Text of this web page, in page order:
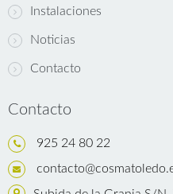
Instalaciones
Noticias
Contacto
Contacto
925 24 80 22